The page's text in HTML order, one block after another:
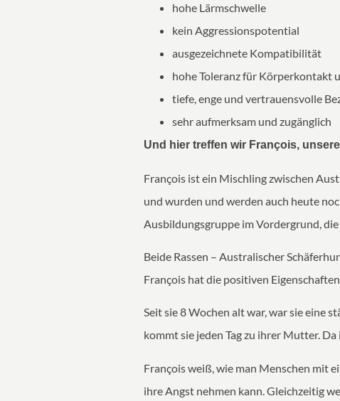
hohe Lärmschwelle
kein Aggressionspotential
ausgezeichnete Kompatibilität
hohe Toleranz für Körperkontakt
tiefe, enge und vertrauensvolle
sehr aufmerksam und zugänglich
Und hier treffen wir François,
François ist ein Mischling zwischen
und wurden und werden auch heute
Ausbildungsgruppe im Vordergrund,
Beide Rassen – Australischer
François hat die positiven
Seit sie 8 Wochen alt war, war sie eine
kommt sie jeden Tag zu ihrer Mutter.
François weiß, wie man Menschen mit
ihre Angst nehmen kann. Gleichzeitig